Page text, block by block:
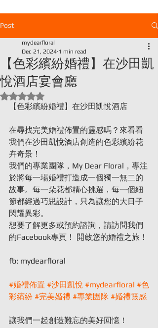
Post
【色彩繽紛婚禮】在沙田凱
悅酒店宴會廳
mydearfloral
Dec 21, 2024 1 min read
Rated NaN out of 5 stars.
【色彩繽紛婚禮】在沙田凱悅酒店
在尋找完美婚禮佈置的靈感嗎？來看看
我們在沙田凱悅酒店創造的色彩繽紛花
卉奇景！
我們的專業團隊，My Dear Floral，專注
於將每一場婚禮打造成一個獨一無二的
故事。每一朵花都精心挑選，每一個細
節都經過巧思設計，只為讓您的大日子
閃耀異彩。
想要了解更多或預約諮詢，請訪問我們
的Facebook專頁！ 開啟您的婚禮之旅！
fb: mydearfloral
#婚禮佈置 #沙田凱悅 #mydearfloral #色
彩繽紛 #完美婚禮 #專業團隊 #婚禮靈感
讓我們一起創造難忘的美好回憶！